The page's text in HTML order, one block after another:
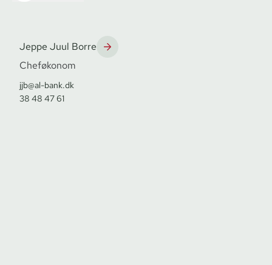
Jeppe Juul Borre
Cheføkonom
jjb@al-bank.dk
38 48 47 61